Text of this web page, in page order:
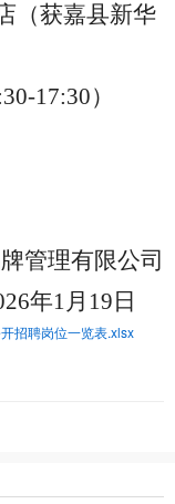
（获嘉县新华
17:30）
管理有限公司
年1月19日
招聘岗位一览表.xlsx